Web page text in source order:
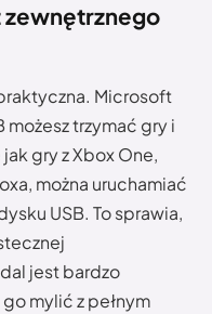
zewnętrznego
Microsoft
możesz trzymać gry i
gry z Xbox One,
można uruchamiać
USB. To sprawia,
jest bardzo
mylić z pełnym